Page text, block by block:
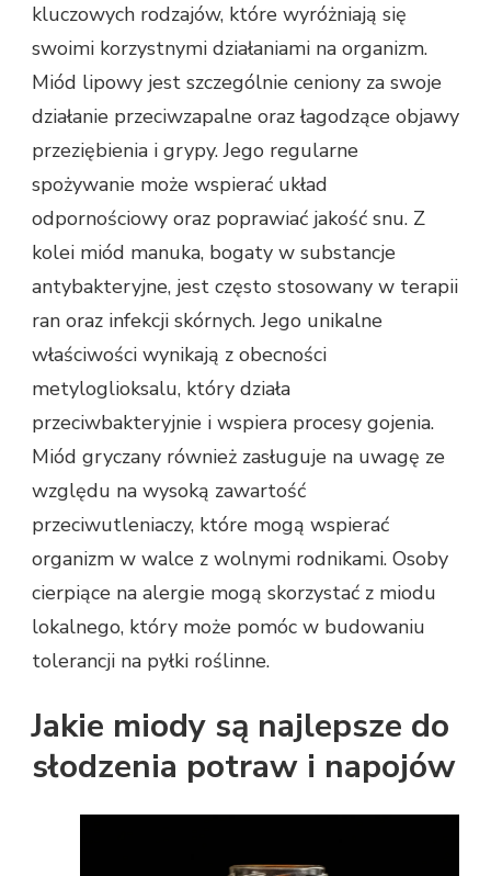
kluczowych rodzajów, które wyróżniają się
swoimi korzystnymi działaniami na organizm.
Miód lipowy jest szczególnie ceniony za swoje
działanie przeciwzapalne oraz łagodzące objawy
przeziębienia i grypy. Jego regularne
spożywanie może wspierać układ
odpornościowy oraz poprawiać jakość snu. Z
kolei miód manuka, bogaty w substancje
antybakteryjne, jest często stosowany w terapii
ran oraz infekcji skórnych. Jego unikalne
właściwości wynikają z obecności
metyloglioksalu, który działa
przeciwbakteryjnie i wspiera procesy gojenia.
Miód gryczany również zasługuje na uwagę ze
względu na wysoką zawartość
przeciwutleniaczy, które mogą wspierać
organizm w walce z wolnymi rodnikami. Osoby
cierpiące na alergie mogą skorzystać z miodu
lokalnego, który może pomóc w budowaniu
tolerancji na pyłki roślinne.
Jakie miody są najlepsze do
słodzenia potraw i napojów